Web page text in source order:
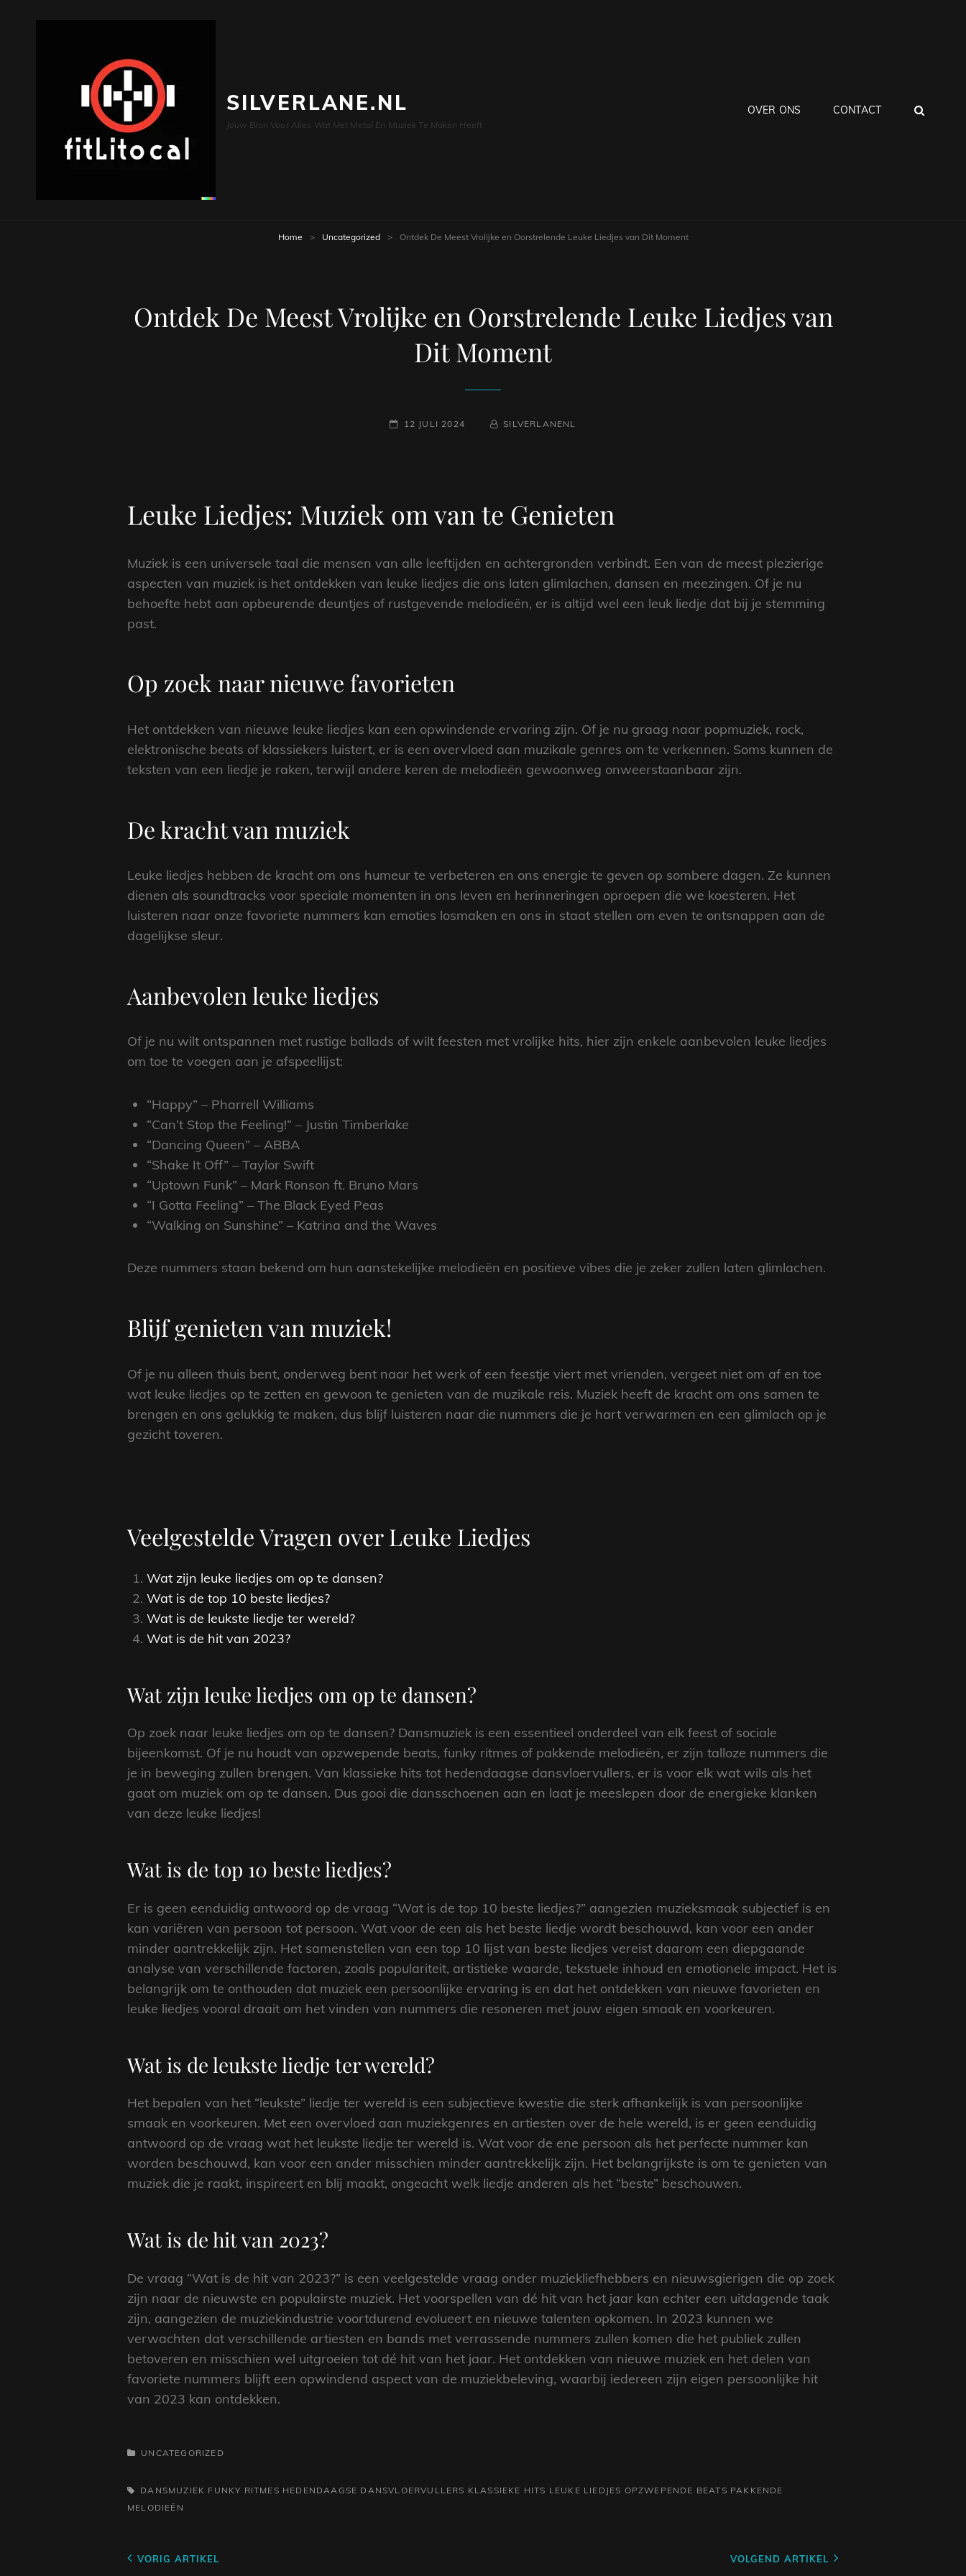
SILVERLANE.NL
Jouw Bron Voor Alles Wat Met Metal En Muziek Te Maken Heeft
OVER ONS CONTACT
Home > Uncategorized > Ontdek De Meest Vrolijke en Oorstrelende Leuke Liedjes van Dit Moment
Ontdek De Meest Vrolijke en Oorstrelende Leuke Liedjes van
Dit Moment
GEPLAATST
12 JULI 2024 NAAMREGEL
BYLINE
SILVERLANENL
Leuke Liedjes: Muziek om van te Genieten
Muziek is een universele taal die mensen van alle leeftijden en achtergronden verbindt. Een van de meest plezierige
aspecten van muziek is het ontdekken van leuke liedjes die ons laten glimlachen, dansen en meezingen. Of je nu
behoefte hebt aan opbeurende deuntjes of rustgevende melodieën, er is altijd wel een leuk liedje dat bij je stemming
past.
Op zoek naar nieuwe favorieten
Het ontdekken van nieuwe leuke liedjes kan een opwindende ervaring zijn. Of je nu graag naar popmuziek, rock,
elektronische beats of klassiekers luistert, er is een overvloed aan muzikale genres om te verkennen. Soms kunnen de
teksten van een liedje je raken, terwijl andere keren de melodieën gewoonweg onweerstaanbaar zijn.
De kracht van muziek
Leuke liedjes hebben de kracht om ons humeur te verbeteren en ons energie te geven op sombere dagen. Ze kunnen
dienen als soundtracks voor speciale momenten in ons leven en herinneringen oproepen die we koesteren. Het
luisteren naar onze favoriete nummers kan emoties losmaken en ons in staat stellen om even te ontsnappen aan de
dagelijkse sleur.
Aanbevolen leuke liedjes
Of je nu wilt ontspannen met rustige ballads of wilt feesten met vrolijke hits, hier zijn enkele aanbevolen leuke liedjes
om toe te voegen aan je afspeellijst:
“Happy” – Pharrell Williams
“Can’t Stop the Feeling!” – Justin Timberlake
“Dancing Queen” – ABBA
“Shake It Off” – Taylor Swift
“Uptown Funk” – Mark Ronson ft. Bruno Mars
“I Gotta Feeling” – The Black Eyed Peas
“Walking on Sunshine” – Katrina and the Waves
Deze nummers staan bekend om hun aanstekelijke melodieën en positieve vibes die je zeker zullen laten glimlachen.
Blijf genieten van muziek!
Of je nu alleen thuis bent, onderweg bent naar het werk of een feestje viert met vrienden, vergeet niet om af en toe
wat leuke liedjes op te zetten en gewoon te genieten van de muzikale reis. Muziek heeft de kracht om ons samen te
brengen en ons gelukkig te maken, dus blijf luisteren naar die nummers die je hart verwarmen en een glimlach op je
gezicht toveren.
Veelgestelde Vragen over Leuke Liedjes
Wat zijn leuke liedjes om op te dansen?
Wat is de top 10 beste liedjes?
Wat is de leukste liedje ter wereld?
Wat is de hit van 2023?
Wat zijn leuke liedjes om op te dansen?
Op zoek naar leuke liedjes om op te dansen? Dansmuziek is een essentieel onderdeel van elk feest of sociale
bijeenkomst. Of je nu houdt van opzwepende beats, funky ritmes of pakkende melodieën, er zijn talloze nummers die
je in beweging zullen brengen. Van klassieke hits tot hedendaagse dansvloervullers, er is voor elk wat wils als het
gaat om muziek om op te dansen. Dus gooi die dansschoenen aan en laat je meeslepen door de energieke klanken
van deze leuke liedjes!
Wat is de top 10 beste liedjes?
Er is geen eenduidig antwoord op de vraag “Wat is de top 10 beste liedjes?” aangezien muzieksmaak subjectief is en
kan variëren van persoon tot persoon. Wat voor de een als het beste liedje wordt beschouwd, kan voor een ander
minder aantrekkelijk zijn. Het samenstellen van een top 10 lijst van beste liedjes vereist daarom een diepgaande
analyse van verschillende factoren, zoals populariteit, artistieke waarde, tekstuele inhoud en emotionele impact. Het is
belangrijk om te onthouden dat muziek een persoonlijke ervaring is en dat het ontdekken van nieuwe favorieten en
leuke liedjes vooral draait om het vinden van nummers die resoneren met jouw eigen smaak en voorkeuren.
Wat is de leukste liedje ter wereld?
Het bepalen van het “leukste” liedje ter wereld is een subjectieve kwestie die sterk afhankelijk is van persoonlijke
smaak en voorkeuren. Met een overvloed aan muziekgenres en artiesten over de hele wereld, is er geen eenduidig
antwoord op de vraag wat het leukste liedje ter wereld is. Wat voor de ene persoon als het perfecte nummer kan
worden beschouwd, kan voor een ander misschien minder aantrekkelijk zijn. Het belangrijkste is om te genieten van
muziek die je raakt, inspireert en blij maakt, ongeacht welk liedje anderen als het “beste” beschouwen.
Wat is de hit van 2023?
De vraag “Wat is de hit van 2023?” is een veelgestelde vraag onder muziekliefhebbers en nieuwsgierigen die op zoek
zijn naar de nieuwste en populairste muziek. Het voorspellen van dé hit van het jaar kan echter een uitdagende taak
zijn, aangezien de muziekindustrie voortdurend evolueert en nieuwe talenten opkomen. In 2023 kunnen we
verwachten dat verschillende artiesten en bands met verrassende nummers zullen komen die het publiek zullen
betoveren en misschien wel uitgroeien tot dé hit van het jaar. Het ontdekken van nieuwe muziek en het delen van
favoriete nummers blijft een opwindend aspect van de muziekbeleving, waarbij iedereen zijn eigen persoonlijke hit
van 2023 kan ontdekken.
CATEGORIEËN
UNCATEGORIZED
TAGS,DANSMUZIEK FUNKY RITMES HEDENDAAGSE DANSVLOERVULLERS KLASSIEKE HITS LEUKE LIEDJES OPZWEPENDE BEATS PAKKENDE
MELODIEËN
Berichtnavigatie
Vorig
VORIG ARTIKEL VOLGEND ARTIKEL